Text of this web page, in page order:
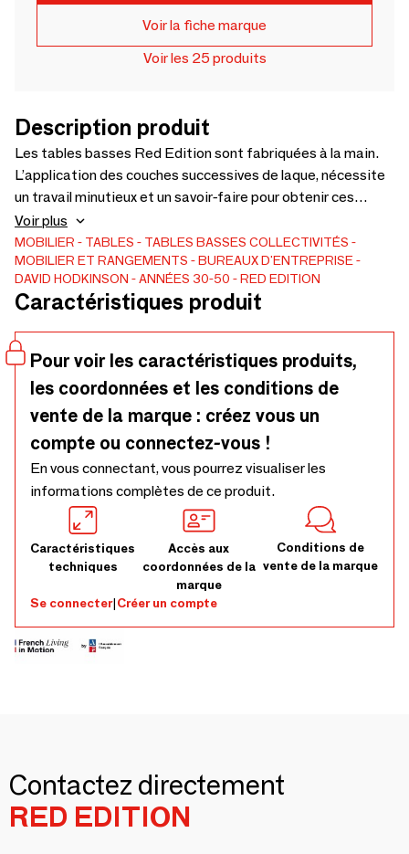
Voir la fiche marque
Voir les 25 produits
Description produit
Les tables basses Red Edition sont fabriquées à la main.
L’application des couches successives de laque, nécessite
un travail minutieux et un savoir-faire pour obtenir ces
couleurs profondes. Déclinée en 2 dimensions, les tables
basses Red Edition vous permettront des combinaisons
infinies en mode gigogne. En version large, elle est idéale
face à un canapé et vous permettra d’organiser vos
apéritifs dînatoires. Disponibles également avec un
plateau en marbre blanc ou vert et en chêne massif. Table
basse 50's Small : à partir de 690€ Table basse 50's Large
: à partir de 1 050€
Voir plus
MOBILIER TABLES TABLES BASSES COLLECTIVITÉS
MOBILIER ET RANGEMENTS
BUREAUX D'ENTREPRISE
DAVID HODKINSON
ANNÉES 30-50 RED EDITION
Caractéristiques produit
Pour voir les caractéristiques produits,
les coordonnées et les conditions de
vente de la marque : créez vous un
compte ou connectez-vous !
En vous connectant, vous pourrez visualiser les
informations complètes de ce produit.
Caractéristiques
techniques
Accès aux
coordonnées de la
marque
Conditions de
vente de la marque
Se connecter|Créer un compte
Contactez directement
RED EDITION